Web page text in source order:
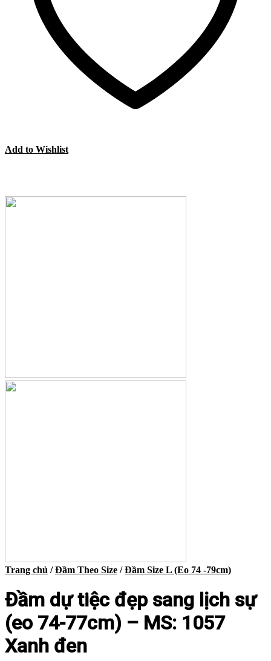
Add to Wishlist
Trang chủ / Đầm Theo Size / Đầm Size L (Eo 74 -79cm)
Đầm dự tiệc đẹp sang lịch sự
(eo 74-77cm) – MS: 1057
Xanh đen